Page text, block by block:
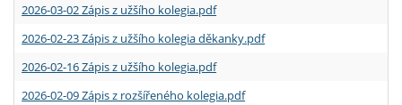
2026-03-02 Zápis z užšího kolegia.pdf
2026-02-23 Zápis z užšího kolegia děkanky.pdf
2026-02-16 Zápis z užšího kolegia.pdf
2026-02-09 Zápis z rozšířeného kolegia.pdf